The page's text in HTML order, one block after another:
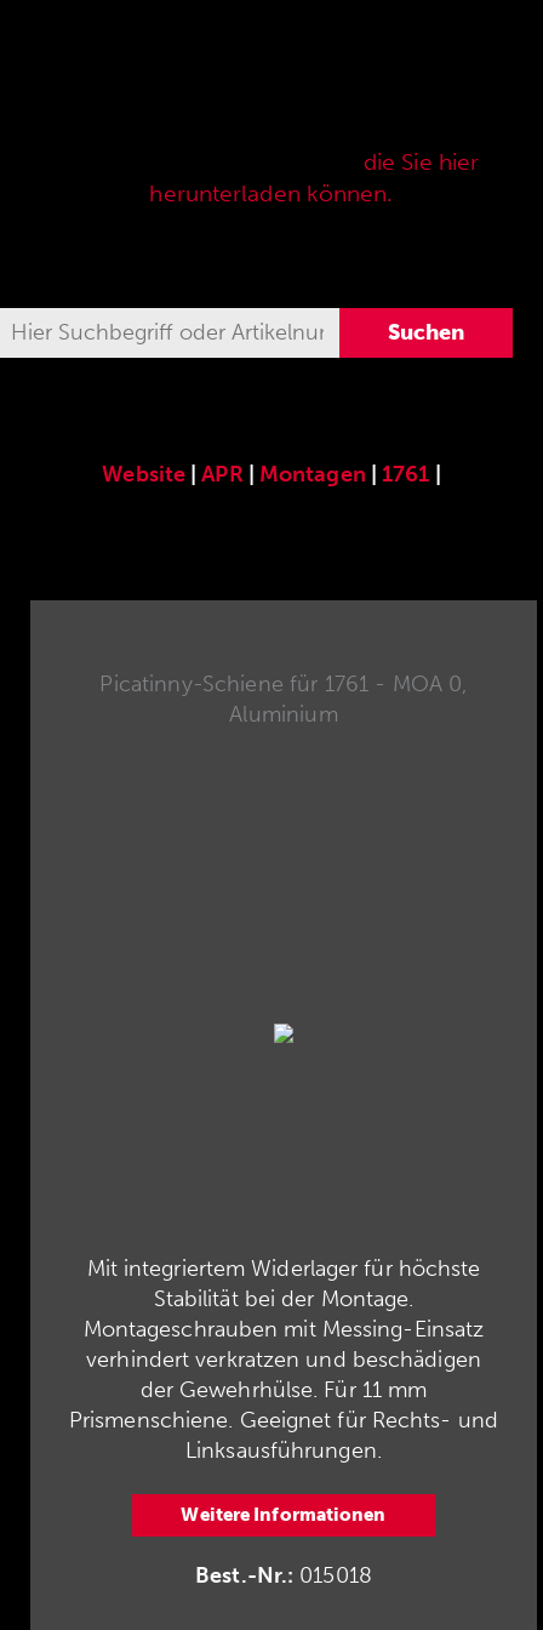
die Sie hier
herunterladen können.
Website |APR Montagen 1761
Picatinny-Schiene für 1761 - MOA 0,
Aluminium
Mit integriertem Widerlager für höchste
Stabilität bei der Montage.
Montageschrauben mit Messing-Einsatz
verhindert verkratzen und beschädigen
der Gewehrhülse. Für 11 mm
Prismenschiene. Geeignet für Rechts- und
Linksausführungen.
Weitere Informationen
Best.-Nr.: 015018